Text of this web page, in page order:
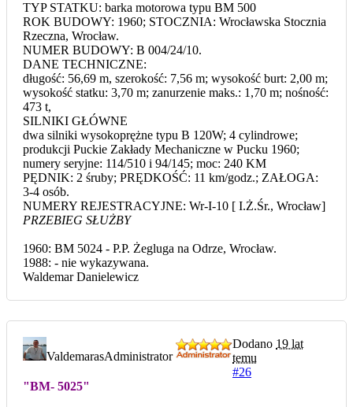
TYP STATKU: barka motorowa typu BM 500
ROK BUDOWY: 1960; STOCZNIA: Wrocławska Stocznia
Rzeczna, Wrocław.
NUMER BUDOWY: B 004/24/10.
DANE TECHNICZNE:
długość: 56,69 m, szerokość: 7,56 m; wysokość burt: 2,00 m;
wysokość statku: 3,70 m; zanurzenie maks.: 1,70 m; nośność:
473 t,
SILNIKI GŁÓWNE
dwa silniki wysokoprężne typu B 120W; 4 cylindrowe;
produkcji Puckie Zakłady Mechaniczne w Pucku 1960;
numery seryjne: 114/510 i 94/145; moc: 240 KM
PĘDNIK: 2 śruby; PRĘDKOŚĆ: 11 km/godz.; ZAŁOGA:
3-4 osób.
NUMERY REJESTRACYJNE: Wr-I-10 [ I.Ż.Śr., Wrocław]
PRZEBIEG SŁUŻBY
1960: BM 5024 - P.P. Żegluga na Odrze, Wrocław.
1988: - nie wykazywana.
Waldemar Danielewicz
ValdemarasAdministrator
Dodano 19 lat
temu
#26
"BM- 5025"